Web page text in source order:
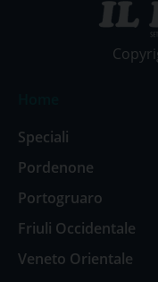
Speciali
Pordenone
Portogruaro
Friuli Occidentale
Veneto Orientale